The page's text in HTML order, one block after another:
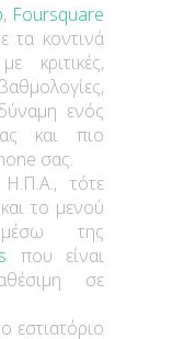
, Foursquare
τα κοντινά
κριτικές,
ενός
και πιο
σας.
Η.Π.Α., τότε
το μενού
της
που είναι
σε
εστιατόριο